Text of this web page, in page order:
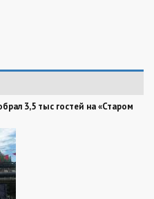
3,5 тыс гостей на «Старом